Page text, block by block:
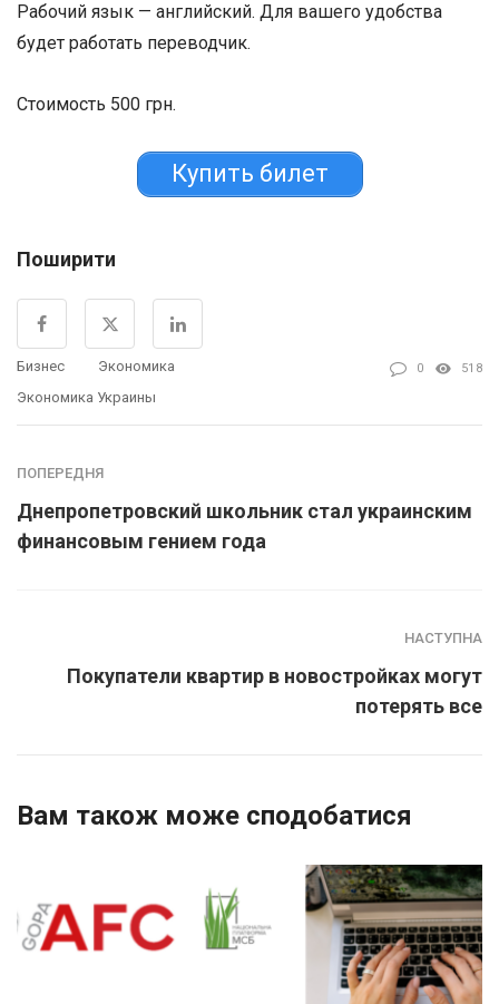
Рабочий язык — английский. Для вашего удобства
будет работать переводчик.
Стоимость 500 грн.
Купить билет
Поширити
Бизнес
Экономика
Экономика Украины
0 518
ПОПЕРЕДНЯ
Днепропетровский школьник стал украинским
финансовым гением года
НАСТУПНА
Покупатели квартир в новостройках могут
потерять все
Вам також може сподобатися